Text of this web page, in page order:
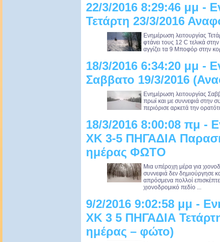
22/3/2016 8:29:46 μμ -
Τετάρτη 23/3/2016
Ενημέρωση λειτουργίας
φτάνει τους 12 C τελικά
αγγίζει τα 9 Μποφόρ στην
18/3/2016 6:34:20 μμ -
Σαββατο 19/3/2016
Ενημέρωση λειτουργίας
πρωί και με συννεφιά στην
περιόρισε αρκετά την
18/3/2016 8:00:08 πμ -
XK 3-5 ΠΗΓΑΔΙΑ
ημέρας ΦΩΤΟ
Μια υπέροχη μέρα για
συννεφιά δεν δημιούργησε
απρόσμενα πολλοί
χιονοδρομικό πεδίο ...
9/2/2016 9:02:58 μμ -
XK 3 5 ΠΗΓΑΔΙΑ
ημέρας – φώτο)